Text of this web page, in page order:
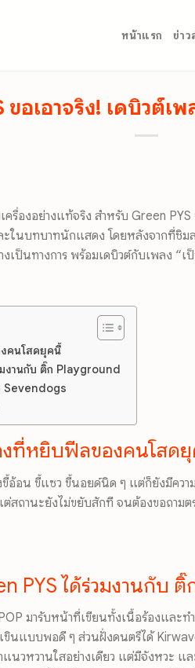
หน้าแรก ข่าว
ขอเอาจริง! เดบิวต์เ
ครื่องอย่างแท้จริง สำหรับ Green
ะในบทบาทนักแสดง โดยหลังจากที่ชิ
เป็นทางการ พร้อมเดบิวต์กับเพลง “
คนโสดยุคนี้
งานกับ ติ๊ก Playground
Sevendogs
งที่หยิบฟีลของคนโสด
อ้อน ขี้แซว ขี้นอยด์นิด ๆ แต่ก็ยังมีคว
สถานะยังไม่ขยับสักที จนต้องขอถาม
PYS ได้ร่วมงานกับ
มารับหน้าที่เขียนทั้งเนื้อร้องแล
เขินแบบพอดี ๆ ส่วนฝั่งดนตรีได้
นวหวานใสอย่างเดียว แต่มีจังหวะ แ